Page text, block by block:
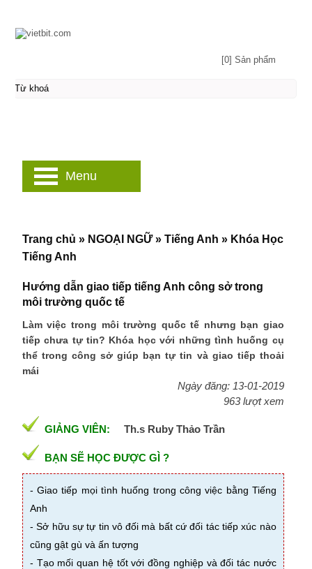
Hướng dẫn giao tiếp tiếng Anh công sở trong
môi trường quốc tế
Làm việc trong môi trường quốc tế nhưng bạn giao
tiếp chưa tự tin? Khóa học với những tình huống cụ
thể trong công sở giúp bạn tự tin và giao tiếp thoải
mái
Ngày đăng: 13-01-2019
963 lượt xem
GIẢNG VIÊN: Th.s Ruby Thảo Trần
BẠN SẼ HỌC ĐƯỢC GÌ ?
- Giao tiếp mọi tình huống trong công việc bằng Tiếng
Anh
- Sở hữu sự tự tin vô đối mà bất cứ đối tác tiếp xúc nào
cũng gật gù và ấn tượng
- Tạo mối quan hệ tốt với đồng nghiệp và đối tác nước
Trang chủ » NGOẠI NGỮ » Tiếng Anh » Khóa Học
Tiếng Anh
[0] Sản phẩm
Menu